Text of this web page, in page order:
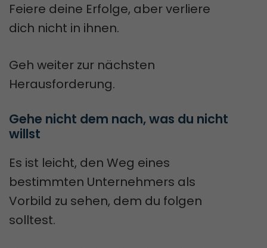
Feiere deine Erfolge, aber verliere
dich nicht in ihnen.
Geh weiter zur nächsten
Herausforderung.
Gehe nicht dem nach, was du nicht
willst
Es ist leicht, den Weg eines
bestimmten Unternehmers als
Vorbild zu sehen, dem du folgen
solltest.